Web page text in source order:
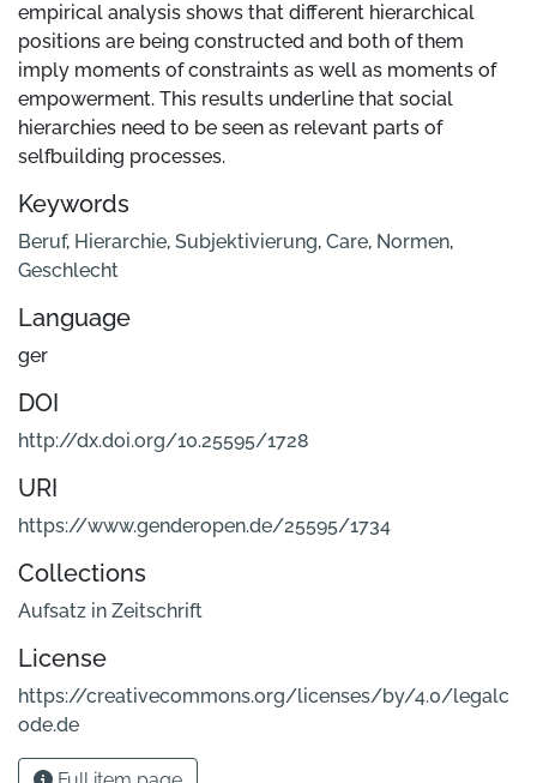
empirical analysis shows that different hierarchical
positions are being constructed and both of them
imply moments of constraints as well as moments of
empowerment. This results underline that social
hierarchies need to be seen as relevant parts of
selfbuilding processes.
Keywords
Beruf, Hierarchie, Subjektivierung, Care, Normen,
Geschlecht
Language
ger
DOI
http://dx.doi.org/10.25595/1728
URI
https://www.genderopen.de/25595/1734
Collections
Aufsatz in Zeitschrift
License
https://creativecommons.org/licenses/by/4.0/legalc
ode.de